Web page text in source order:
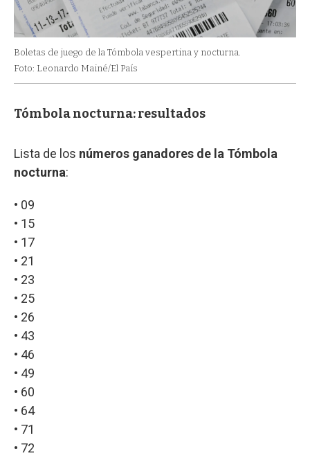
Boletas de juego de la Tómbola vespertina y nocturna.
Foto: Leonardo Mainé/El País
Tómbola nocturna: resultados
Lista de los números ganadores de la Tómbola
nocturna:
• 09
• 15
• 17
• 21
• 23
• 25
• 26
• 43
• 46
• 49
• 60
• 64
• 71
• 72